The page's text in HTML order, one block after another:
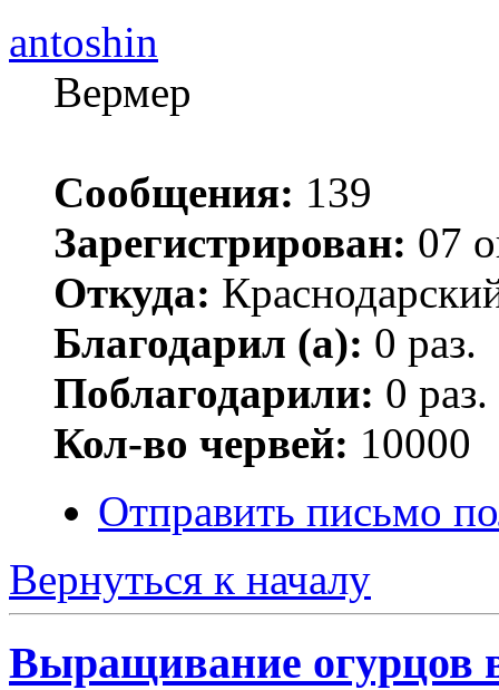
antoshin
Вермер
Сообщения: 139
Зарегистрирован: 07
Откуда:
Благодарил (а): 0 раз.
Поблагодарили: 0 раз.
Кол-во червей: 10000
Отправить письмо
Вернуться к началу
Выращивание огурцов